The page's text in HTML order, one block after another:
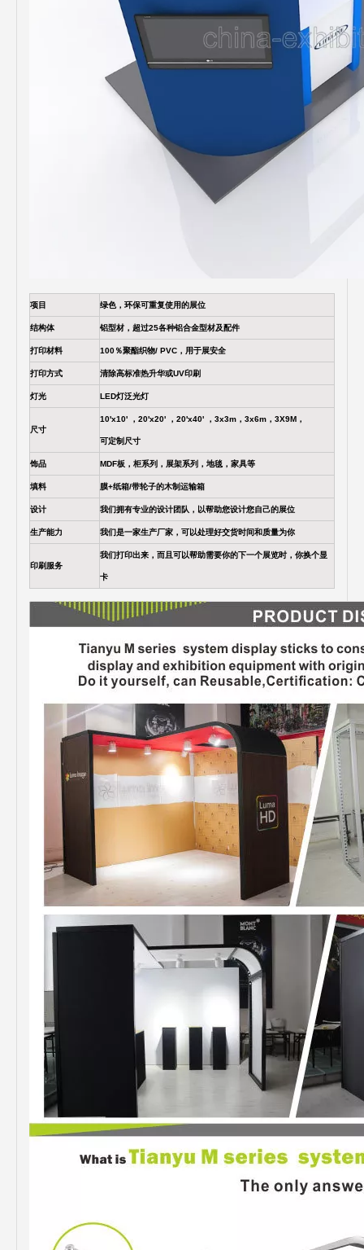
项目 绿色，环保可重复使用的展位
结构体 铝型材，超过25各种铝合金型材及配件
打印材料 100％聚酯织物/ PVC，用于展安全
打印方式 清除高标准热升华或UV印刷
灯光 LED灯泛光灯
尺寸
10'x10' ，20'x20' ，20'x40' ，3x3m，3x6m，3X9M，
可定制尺寸
饰品 MDF板，柜系列，展架系列，地毯，家具等
填料 膜+纸箱/带轮子的木制运输箱
设计 我们拥有专业的设计团队，以帮助您设计您自己的展位
生产能力 我们是一家生产厂家，可以处理好交货时间和质量为你
印刷服务
我们打印出来，而且可以帮助需要你的下一个展览时，你换个显
卡